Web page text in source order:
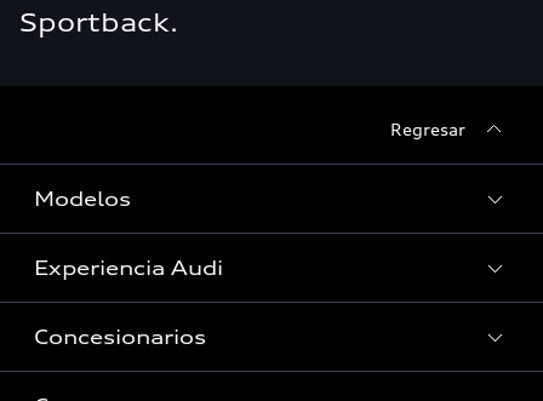
Sportback.
Regresar
Modelos
Ver Modelos
Experiencia Audi
Historia
Tecnologia quattro®
Concesionarios